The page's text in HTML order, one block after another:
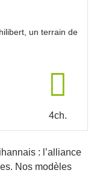
un terrain de
4ch.
: l’alliance
Nos modèles